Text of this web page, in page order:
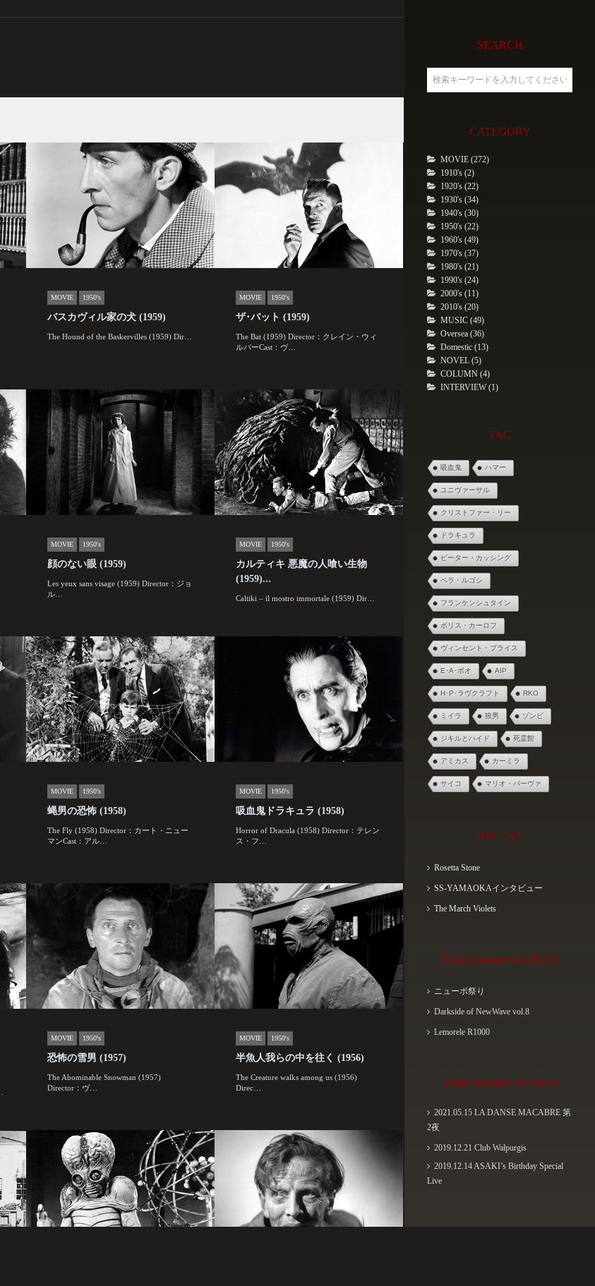
MOVIE 1950's
バスカヴィル家の犬 (1959)
The Hound of the Baskervilles (1959) Dir…
MOVIE 1950's
ザ･バット (1959)
The Bat (1959) Director：クレイン・ウィ
ルバーCast：ヴ…
MOVIE 1950's
顔のない眼 (1959)
Les yeux sans visage (1959) Director：ジョ
ル…
MOVIE 1950's
カルティキ 悪魔の人喰い生物
(1959)...
Caltiki – il mostro immortale (1959) Dir…
MOVIE 1950's
蝿男の恐怖 (1958)
The Fly (1958) Director：カート・ニュー
マンCast：アル…
MOVIE 1950's
吸血鬼ドラキュラ (1958)
Horror of Dracula (1958) Director：テレン
ス・フ…
MOVIE 1950's
恐怖の雪男 (1957)
The Abominable Snowman (1957)
Director：ヴ…
MOVIE 1950's
半魚人我らの中を往く (1956)
The Creature walks among us (1956)
Direc…
SEARCH
CATEGORY
MOVIE (272)
1910's (2)
1920's (22)
1930's (34)
1940's (30)
1950's (22)
1960's (49)
1970's (37)
1980's (21)
1990's (24)
2000's (11)
2010's (20)
MUSIC (49)
Oversea (36)
Domestic (13)
NOVEL (5)
COLUMN (4)
INTERVIEW (1)
TAG
吸血鬼 ハマー
ユニヴァーサル
クリストファー・リー
ドラキュラ
ピーター・カッシング
ベラ・ルゴシ
フランケンシュタイン
ボリス・カーロフ
ヴィンセント・プライス
E･A･ポオ AIP
H･P･ラヴクラフト RKO
ミイラ 狼男 ゾンビ
ジキルとハイド 死霊館
アミカス カーミラ
サイコ マリオ・バーヴァ
RECENT
Rosetta Stone
SS-YAMAOKAインタビュー
The March Violets
Digitalvampire.net:BLOG
ニューポ祭り
Darkside of NewWave vol.8
Lemorele R1000
Digitalvampire.net:Photo
2021.05.15 LA DANSE MACABRE 第
2夜
2019.12.21 Club Walpurgis
2019.12.14 ASAKI’s Birthday Special
Live